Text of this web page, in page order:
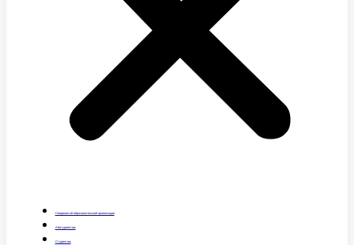
Сведения об образовательной организации
Абитуриентам
Студентам